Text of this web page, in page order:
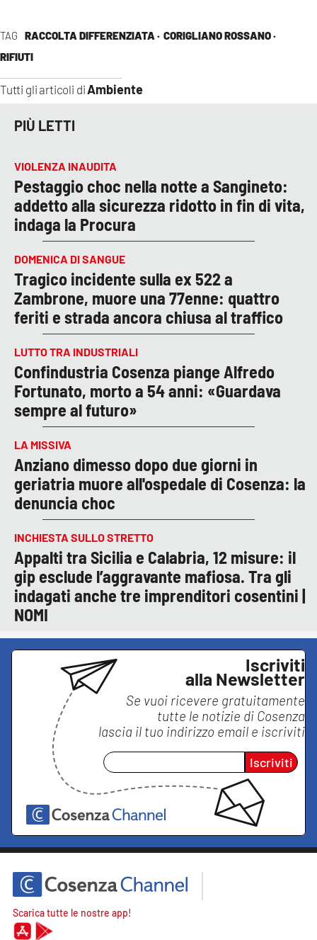
TAG RACCOLTA DIFFERENZIATA · CORIGLIANO ROSSANO ·
RIFIUTI
Tutti gli articoli diAmbiente
PIÙ LETTI
VIOLENZA INAUDITA
Pestaggio choc nella notte a Sangineto:
addetto alla sicurezza ridotto in fin di vita,
indaga la Procura
DOMENICA DI SANGUE
Tragico incidente sulla ex 522 a
Zambrone, muore una 77enne: quattro
feriti e strada ancora chiusa al traffico
LUTTO TRA INDUSTRIALI
Confindustria Cosenza piange Alfredo
Fortunato, morto a 54 anni: «Guardava
sempre al futuro»
LA MISSIVA
Anziano dimesso dopo due giorni in
geriatria muore all'ospedale di Cosenza: la
denuncia choc
INCHIESTA SULLO STRETTO
Appalti tra Sicilia e Calabria, 12 misure: il
gip esclude l’aggravante mafiosa. Tra gli
indagati anche tre imprenditori cosentini |
NOMI
Iscriviti
alla Newsletter
Se vuoi ricevere gratuitamente
tutte le notizie di Cosenza
lascia il tuo indirizzo email e iscriviti
Iscriviti
Scarica tutte le nostre app!